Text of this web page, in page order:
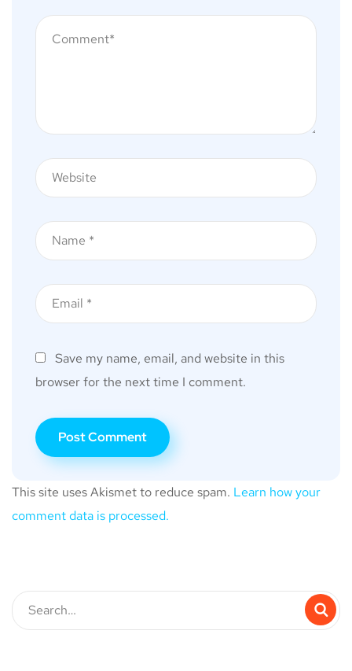
Save my name, email, and website in this
browser for the next time I comment.
This site uses Akismet to reduce spam. Learn how your
comment data is processed.